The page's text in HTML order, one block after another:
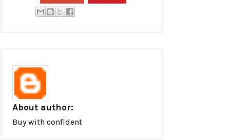
About author:
Buy with confident